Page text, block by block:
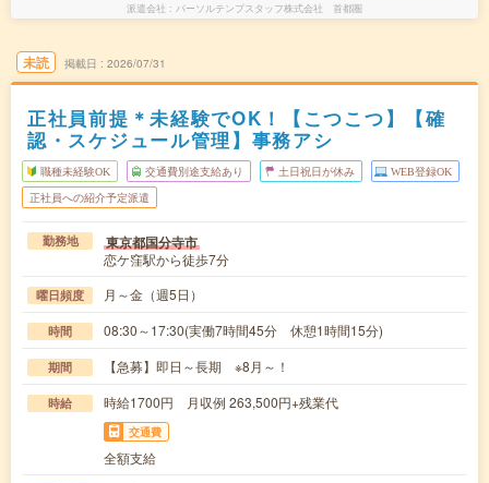
派遣会社 パーソルテンプスタッフ株式会社 首都圏
未読 掲載日 2026/07/31
正社員前提＊未経験でOK！【こつこつ】【確
認・スケジュール管理】事務アシ
職種未経験OK 交通費別途支給あり 土日祝日が休み WEB登録OK
正社員への紹介予定派遣
勤務地 東京都国分寺市
恋ケ窪駅から徒歩7分
曜日頻度 月～金（週5日）
時間 08:30～17:30(実働7時間45分 休憩1時間15分)
期間 【急募】即日～長期 ※8月～！
時給 時給1700円 月収例 263,500円+残業代
交通費
全額支給